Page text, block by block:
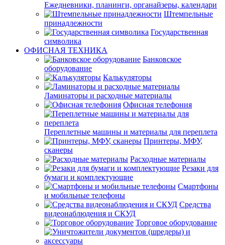
Ежедневники, планинги, органайзеры, календари
Штемпельные
принадлежности
Государственная
символика
ОФИСНАЯ ТЕХНИКА
Банковское
оборудование
Калькуляторы
Ламинаторы и расходные материалы
Офисная телефония
Переплетные машины и материалы для переплета
Принтеры, МФУ,
сканеры
Расходные материалы
Резаки для
бумаги и комплектующие
Смартфоны
и мобильные телефоны
Средства
видеонаблюдения и СКУД
Торговое оборудование